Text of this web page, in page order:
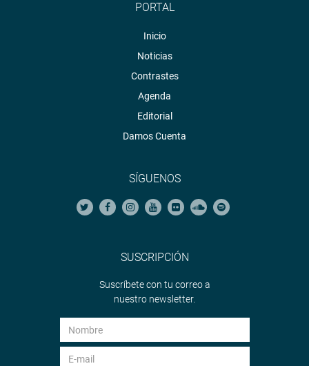
PORTAL
Inicio
Noticias
Contrastes
Agenda
Editorial
Damos Cuenta
SÍGUENOS
SUSCRIPCIÓN
Suscríbete con tu correo a
nuestro newsletter.